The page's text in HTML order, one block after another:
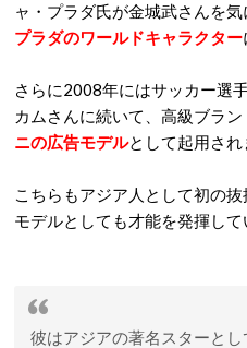
ャ・プラダ氏が金城武さんを気
プラダのワールドキャラクター
さらに2008年にはサッカー選
カムさんに続いて、高級ブラン
ニの広告モデルとして起用され
こちらもアジア人として初の
モデルとしても才能を発揮して
彼はアジアの著名スターと